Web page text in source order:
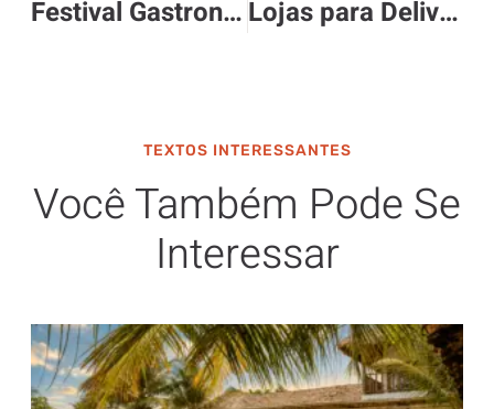
Festival Gastronômico Delícias do Vale do Café – 2023 Lojas para Delivery se firmam como modelo inovador para o comércio digital e ajudam a impulsionar os negócios
TEXTOS INTERESSANTES
Você Também Pode Se
Interessar